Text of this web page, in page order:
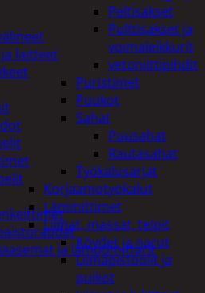
Peltisakset
Pulttisakset ja
voimaleikkurit
vetoniittipihdit
Puristimet
Puukot
Sahat
Puusahat
Rautasahat
Työkalusarjat
Korjaamotyökalut
Lämmittimet
Liimat, massat, teipit
Köydet ja narut
Liimapistoolit ja
puikot
laitteet
ja lämpömittarit